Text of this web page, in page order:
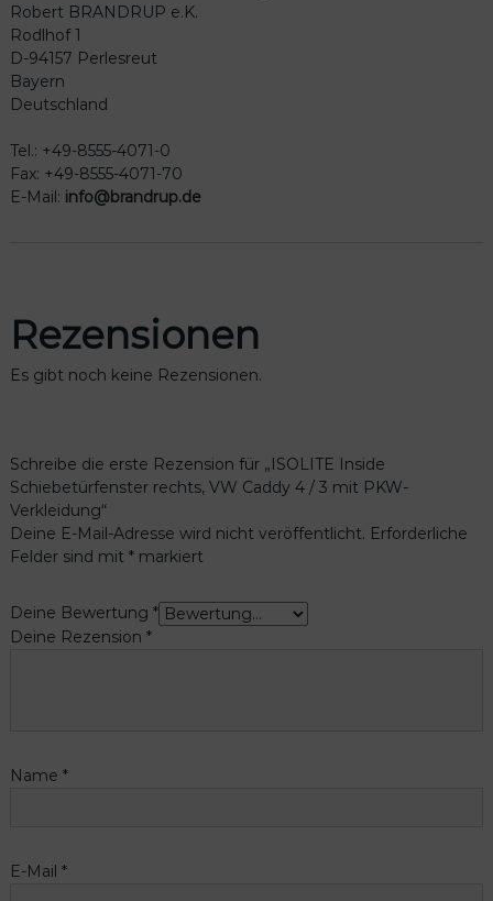
Robert BRANDRUP e.K.
Rodlhof 1
D-94157 Perlesreut
Bayern
Deutschland
Tel.: +49-8555-4071-0
Fax: +49-8555-4071-70
E-Mail: info@brandrup.de
Rezensionen
Es gibt noch keine Rezensionen.
Schreibe die erste Rezension für „ISOLITE Inside
Schiebetürfenster rechts, VW Caddy 4 / 3 mit PKW-
Verkleidung“
Deine E-Mail-Adresse wird nicht veröffentlicht. Erforderliche
Felder sind mit *markiert
Deine Bewertung *
Deine Rezension *
Name *
E-Mail *